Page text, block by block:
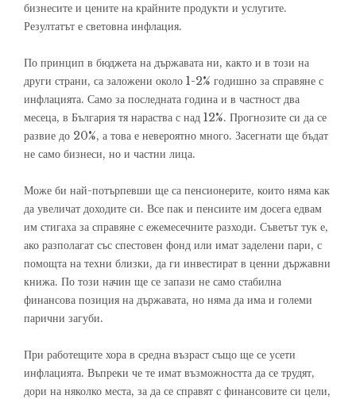
бизнесите и цените на крайните продукти и услугите.
Резултатът е световна инфлация.
По принцип в бюджета на държавата ни, както и в този на
други страни, са заложени около 1-2% годишно за справяне с
инфлацията. Само за последната година и в частност два
месеца, в България тя нараства с над 12%. Прогнозите си да се
развие до 20%, а това е невероятно много. Засегнати ще бъдат
не само бизнеси, но и частни лица.
Може би най-потърпевши ще са пенсионерите, които няма как
да увеличат доходите си. Все пак и пенсиите им досега едвам
им стигаха за справяне с ежемесечните разходи. Съветът тук е,
ако разполагат със спестовен фонд или имат заделени пари, с
помощта на техни близки, да ги инвестират в ценни държавни
книжа. По този начин ще се запази не само стабилна
финансова позиция на държавата, но няма да има и големи
парични загуби.
При работещите хора в средна възраст също ще се усети
инфлацията. Въпреки че те имат възможността да се трудят,
дори на няколко места, за да се справят с финансовите си цели,